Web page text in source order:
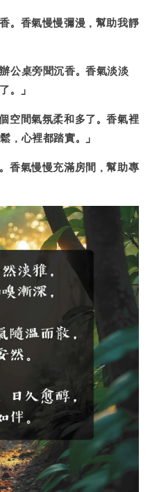
。 香氣慢慢彌漫，幫助我靜
公桌旁聞沉香。香氣淡淡
。」
空間氣氛柔和多了。香氣裡
，心裡都踏實。」
香氣慢慢充滿房間，幫助專